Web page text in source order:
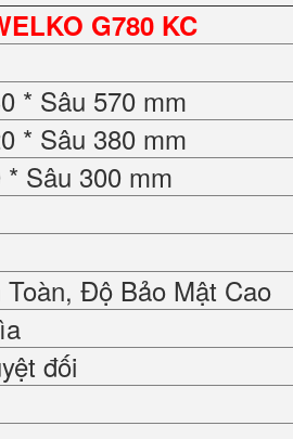
G780 KC
* Sâu 570 mm
* Sâu 380 mm
Sâu 300 mm
Độ Bảo Mật Cao
đối